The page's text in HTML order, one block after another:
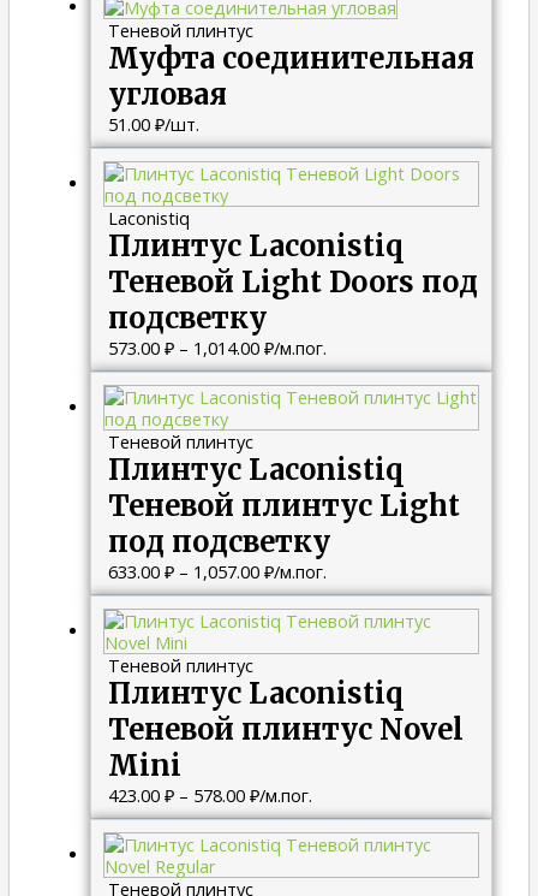
Теневой плинтус
Муфта соединительная
угловая
51.00 ₽/шт.
Laconistiq
Плинтус Laconistiq
Теневой Light Doors под
подсветку
573.00 ₽ – 1,014.00 ₽
Диапазон
цен:
573.00 ₽
1,014.00 ₽
/м.пог.
Теневой плинтус
Плинтус Laconistiq
Теневой плинтус Light
под подсветку
633.00 ₽ – 1,057.00 ₽
Диапазон
цен:
633.00 ₽
1,057.00 ₽
/м.пог.
Теневой плинтус
Плинтус Laconistiq
Теневой плинтус Novel
Mini
423.00 ₽ – 578.00 ₽
Диапазон
цен:
423.00 ₽
578.00 ₽
/м.пог.
Теневой плинтус
Диапазон
цен:
596.00 ₽